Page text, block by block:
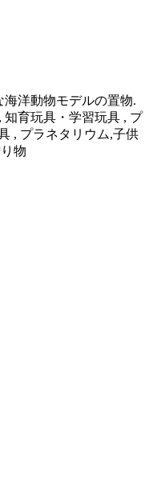
洋動物モデルの置物.
育玩具・学習玩具 , プ
, プラネタリウム,子供
物